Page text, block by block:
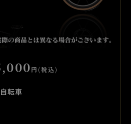
円(税込)
転車